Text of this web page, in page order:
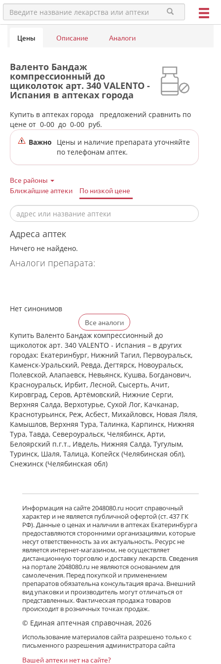
Цены Описание Аналоги
Валенто Бандаж
компрессионный до
щиколоток арт. 340 VALENTO -
Испания в аптеках города
Купить в аптеках города
предложений сравнить по
цене от 0-00 до 0-00 руб.
Важно
Цены и наличие препарата уточняйте
по телефонам аптек.
Все районы
Ближайшие аптеки
По низкой цене
Адреса аптек
Ничего не найдено.
Аналоги препарата:
Нет синонимов
Все аналоги
Купить Валенто Бандаж компрессионный до
щиколоток арт. 340 VALENTO - Испания – в других
городах: Екатеринбург, Нижний Тагил, Первоуральск,
Каменск-Уральский, Ревда, Дегтярск, Новоуральск,
Полевской, Алапаевск, Невьянск, Кушва, Богданович,
Красноуральск, Ирбит, Лесной, Сысерть, Ачит,
Кировград, Серов, Артёмовский, Нижние Cерги,
Верхняя Салда, Верхотурье, Сухой Лог, Качканар,
Краснотурьинск, Реж, Асбест, Михайловск, Новая Ляля,
Камышлов, Верхняя Тура, Талинка, Карпинск, Нижняя
Тура, Тавда, Североуральск, Челябинск, Арти,
Белоярский п.г.т., Ивдель, Нижняя Салда, Тугулым,
Туринск, Шаля, Талица, Копейск (Челябинская обл),
Снежинск (Челябинская обл)
Информация на сайте 2048080.ru носит справочный
характер и не является публичной офертой (ст. 437 ГК
РФ). Данные о ценах и наличии в аптеках Екатеринбурга
предоставляются сторонними организациями, которые
несут ответственность за их актуальность. Ресурс не
является интернет-магазином, не осуществляет
дистанционную торговлю и доставку лекарств. Сведения
на портале 2048080.ru не являются основанием для
самолечения. Перед покупкой и применением
препаратов обязательна консультация врача. Внешний
вид упаковки и производитель могут отличаться от
представленных. Фактическая продажа товаров
происходит в розничных точках продаж.
© Единая аптечная справочная, 2026
Использование материалов сайта разрешено только с
письменного разрешения администратора сайта
Вашей аптеки нет на сайте?